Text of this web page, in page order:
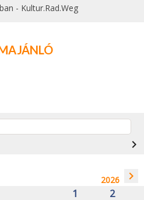
- Kultur.Rad.Weg
navigate_next
2026 navigate_next
1 2